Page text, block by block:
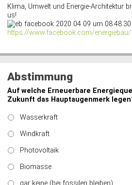
Klima, Umwelt und Energie-Architektur
us!
https://www.facebook.com/energiebau/
Abstimmung
Auf welche Erneuerbare
Zukunft das Hauptaugenmerk
Wasserkraft
Windkraft
Photovoltaik
Biomasse